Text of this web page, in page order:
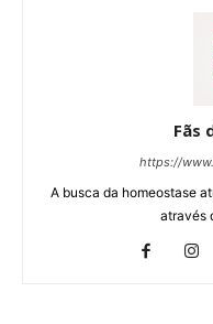
Fãs
https://
A busca da homeostase
através